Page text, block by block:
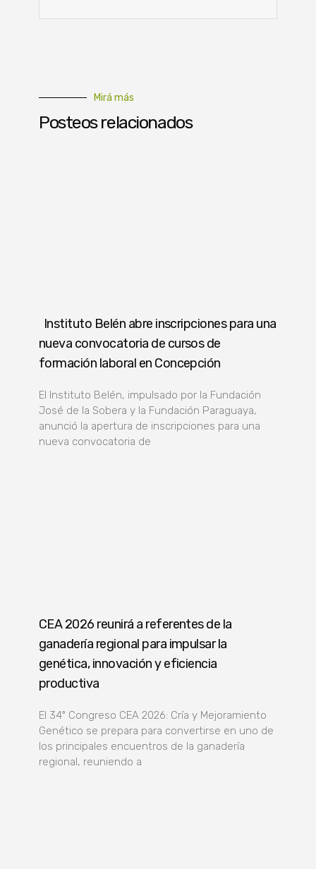
Mirá más
Posteos relacionados
Instituto Belén abre inscripciones para una
nueva convocatoria de cursos de
formación laboral en Concepción
El Instituto Belén, impulsado por la Fundación
José de la Sobera y la Fundación Paraguaya,
anunció la apertura de inscripciones para una
nueva convocatoria de
CEA 2026 reunirá a referentes de la
ganadería regional para impulsar la
genética, innovación y eficiencia
productiva
El 34º Congreso CEA 2026: Cría y Mejoramiento
Genético se prepara para convertirse en uno de
los principales encuentros de la ganadería
regional, reuniendo a